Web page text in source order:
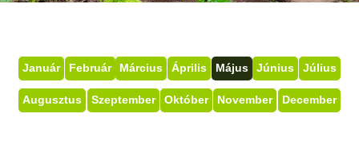
Január Február Március Április Május Június Július
Augusztus Szeptember Október November December